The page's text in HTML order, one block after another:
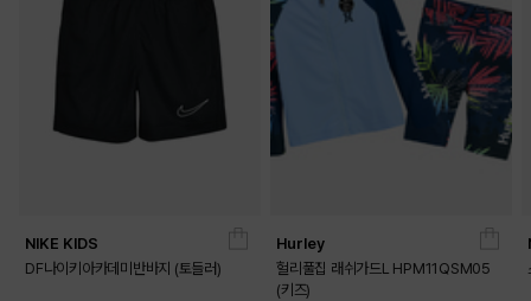
NIKE KIDS
DF나이키아카데미반바지 (토들러)
Hurley
헐리풀집 래쉬가드L HPM11QSM05
(키즈)